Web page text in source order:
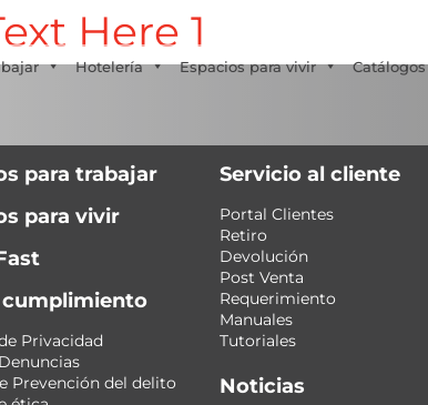
+56 2 27905000 +56 9 3469 5135
Hotelería Espacios para vivir Catálogos
Here 1
para trabajar
para vivir
cumplimiento
Privacidad
Prevención del delito
Servicio al cliente
Portal Clientes
Retiro
Devolución
Post Venta
Requerimiento
Manuales
Tutoriales
Noticias